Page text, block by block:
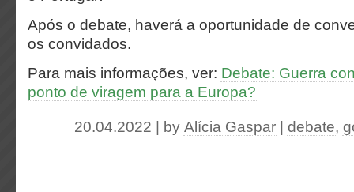
Após o debate, haverá a oportunidade de
os convidados.
Para mais informações, ver: Debate: Guerra
ponto de viragem para a Europa?
20.04.2022 | by Alícia Gaspar debate,